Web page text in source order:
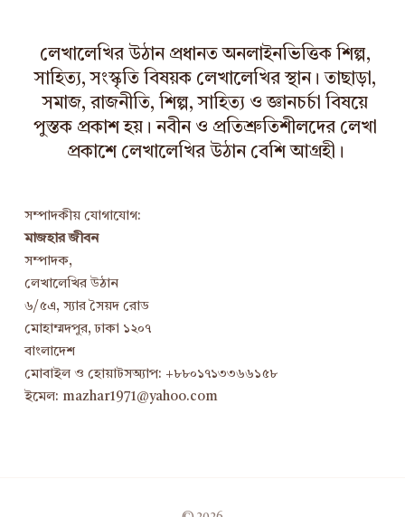
লেখালেখির উঠান প্রধানত অনলাইনভিত্তিক শিল্প,
সাহিত্য, সংস্কৃতি বিষয়ক লেখালেখির স্থান। তাছাড়া,
সমাজ, রাজনীতি, শিল্প, সাহিত্য ও জ্ঞানচর্চা বিষয়ে
পুস্তক প্রকাশ হয়। নবীন ও প্রতিশ্রুতিশীলদের লেখা
প্রকাশে লেখালেখির উঠান বেশি আগ্রহী।
সম্পাদকীয় যোগাযোগ:
মাজহার জীবন
সম্পাদক,
লেখালেখির উঠান
৬/৫এ, স্যার সৈয়দ রোড
মোহাম্মদপুর, ঢাকা ১২০৭
বাংলাদেশ
মোবাইল ও হোয়াটসঅ্যাপ: +৮৮০১৭১৩৩৬৬১৫৮
ইমেল: mazhar1971@yahoo.com